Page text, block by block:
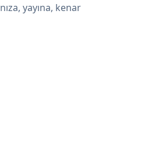
yayına, kenar